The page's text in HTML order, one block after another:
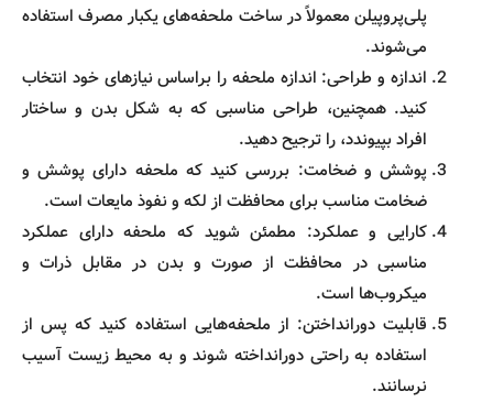
پلی‌پروپیلن معمولاً در ساخت ملحفه‌های یکبار مصرف استفاده
می‌شوند.
اندازه و طراحی: اندازه ملحفه را براساس نیازهای خود انتخاب
کنید. همچنین، طراحی مناسبی که به شکل بدن و ساختار
افراد بپیوندد، را ترجیح دهید.
پوشش و ضخامت: بررسی کنید که ملحفه دارای پوشش و
ضخامت مناسب برای محافظت از لکه و نفوذ مایعات است.
کارایی و عملکرد: مطمئن شوید که ملحفه دارای عملکرد
مناسبی در محافظت از صورت و بدن در مقابل ذرات و
میکروب‌ها است.
قابلیت دورانداختن: از ملحفه‌هایی استفاده کنید که پس از
استفاده به راحتی دورانداخته شوند و به محیط زیست آسیب
نرسانند.